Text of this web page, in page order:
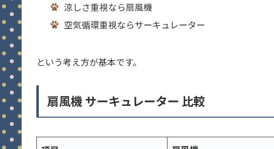
涼しさ重視なら扇風機
空気循環重視ならサーキュレーター
という考え方が基本です。
扇風機 サーキュレーター 比較